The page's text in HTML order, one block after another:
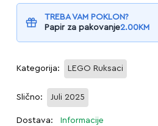
TREBA VAM POKLON?
Papir za pakovanje2.00KM
Kategorija: LEGO Ruksaci
Slično: Juli 2025
Dostava: Informacije